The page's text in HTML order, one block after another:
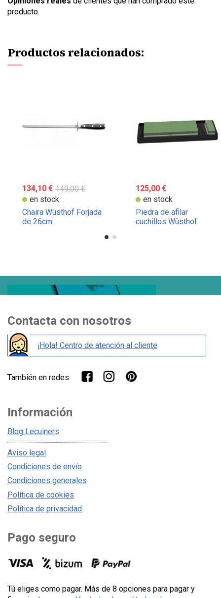
producto.
Productos relacionados:
134,10 € 149,00 €
en stock
Chaira Wüsthof Forjada
de 26cm
125,00 €
en stock
Piedra de afilar
cuchillos Wüsthof
Contacta con nosotros
¡Hola! Centro de atención al cliente
También en redes:
Información
Blog Lecuiners
Aviso legal
Condiciones de envío
Condiciones generales
Política de cookies
Política de privacidad
Pago seguro
Tú eliges como pagar. Más de 8 opciones para pagar y